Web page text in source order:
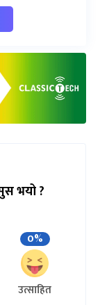
भयो ?
0%
उत्साहित